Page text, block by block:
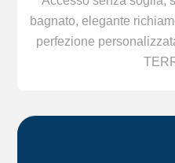
bagnato, elegante
perfezione